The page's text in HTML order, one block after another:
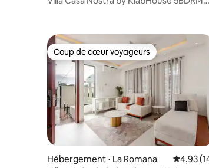
Coup de cœur voyageurs
Coup de cœur voyageurs
Hébergement ⋅ La Romana
4,93